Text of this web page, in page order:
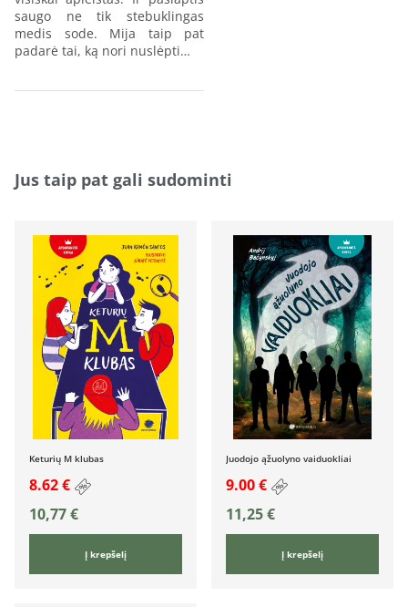
saugo ne tik stebuklingas
medis sode. Mija taip pat
padarė tai, ką nori nuslėpti…
Jus taip pat gali sudominti
Keturių M klubas
8.62 €
10,77€
Į krepšelį
Juodojo ąžuolyno vaiduokliai
9.00 €
11,25€
Į krepšelį